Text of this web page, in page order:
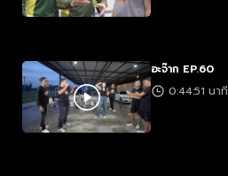
อะจ๊าก EP.60
0:44:51 นาที